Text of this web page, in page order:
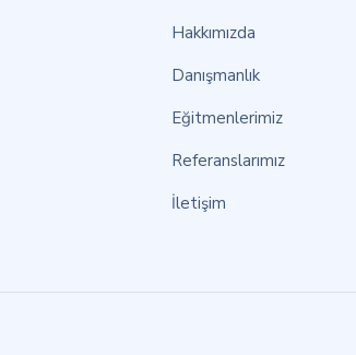
Hakkımızda
Danışmanlık
Eğitmenlerimiz
Referanslarımız
İletişim